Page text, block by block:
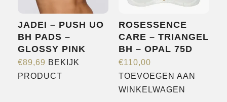
productpagina
JADEI – PUSH UO
BH PADS –
GLOSSY PINK
€89,69 BEKIJK
PRODUCT
ROSESSENCE
CARE – TRIANGEL
BH – OPAL 75D
€110,00
TOEVOEGEN AAN
WINKELWAGEN